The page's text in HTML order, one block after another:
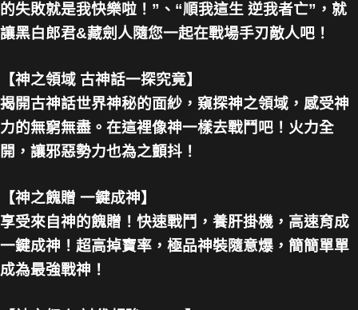
的失敗就是我快樂啦！”、“順我這生 逆我者亡”，就
讓黑白郎君&藏劍人隨您一起在戰場手刃敵人吧！
【神之領域 古神話一探究竟】
揭開古神話世界神秘的面紗，窺探神之領域，感受神
力的無窮無盡。在這裡像神一樣去戰鬥吧！火力全
開，讓邪惡勢力也為之顫抖！
【神之餽贈 一鍵成神】
享受來自神的餽贈！快速戰鬥，養肝掛機，高速育成
一鍵成神！超高掉寶率，極品神裝隨意爆，簡簡單單
成為最強戰神！